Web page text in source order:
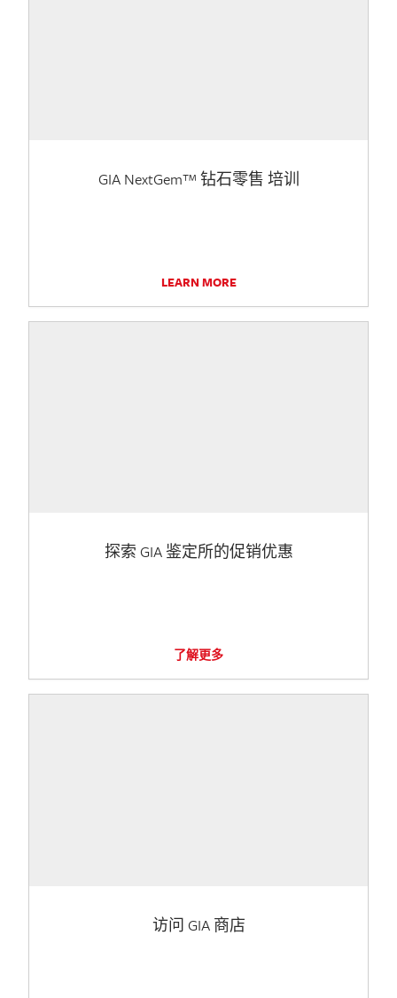
GIA NextGem™ 钻石零售 培训
LEARN MORE
探索 GIA 鉴定所的促销优惠
了解更多
访问 GIA 商店